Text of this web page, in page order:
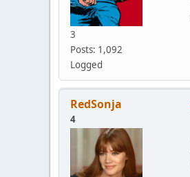
3
Posts: 1,092
Logged
RedSonja
4